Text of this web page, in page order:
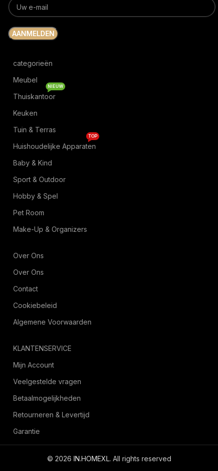
categorieën
Meubel
Thuiskantoor
NIEUW
Keuken
Tuin & Terras
Huishoudelijke Apparaten
TOP
Baby & Kind
Sport & Outdoor
Hobby & Spel
Pet Room
Make-Up & Organizers
Over Ons
Over Ons
Contact
Cookiebeleid
Algemene Voorwaarden
KLANTENSERVICE
Mijn Account
Veelgestelde vragen
Betaalmogelijkheden
Retourneren & Levertijd
Garantie
© 2026 IN.HOMEXL. All rights reserved